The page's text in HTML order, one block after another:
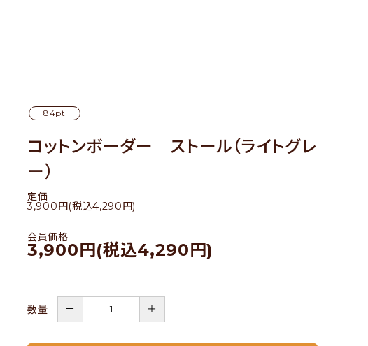
84pt
コットンボーダー ストール（ライトグレ
ー）
定価
3,900円(税込4,290円)
会員価格
3,900円(税込4,290円)
数量 － ＋